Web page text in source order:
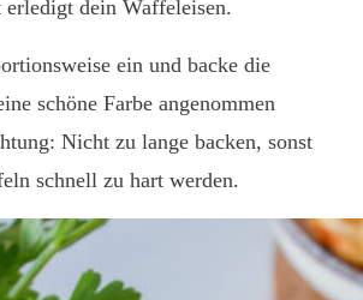
erledigt dein Waffeleisen.
ein und backe die
schöne Farbe angenommen
Nicht zu lange backen, sonst
schnell zu hart werden.